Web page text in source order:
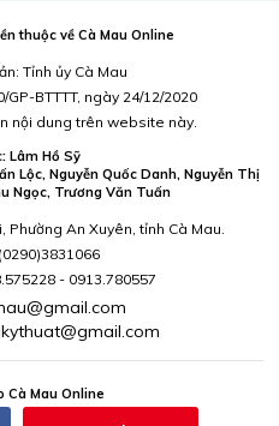
thuộc về Cà Mau Online
Tỉnh ủy Cà Mau
BTTTT, ngày 24/12/2020
nội dung trên website này.
Lâm Hồ Sỹ
Lộc, Nguyễn Quốc Danh, Nguyễn Thị
Ngọc, Trương Văn Tuấn
Phường An Xuyên, tỉnh Cà Mau.
(0290)3831066
- 0913.780557
Cà Mau Online